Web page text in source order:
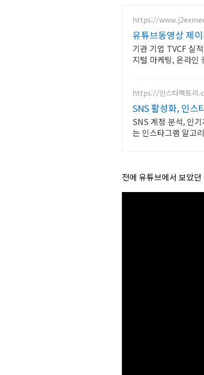
https://
유튜브동영상 제
기관 기업 TVCF 실
지털 마케팅, 온라인
https://인스타팩토리
SNS 활성화, 인스
SNS 계정 분석, 인
는 인스타그램 알고
전에 유튜브에서 보았